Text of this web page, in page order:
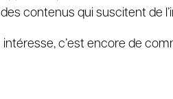
contenus qui suscitent de l’
intéresse, c’est encore de